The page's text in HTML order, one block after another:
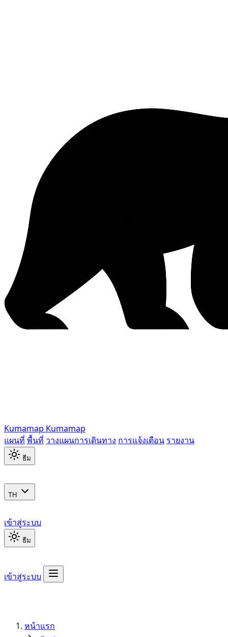
Kumamap Kumamap
แผนที่ พื้นที่ วางแผนการเดินทาง การแจ้งเตือน รายงาน
ธีม
TH
เข้าสู่ระบบ
ธีม
เข้าสู่ระบบ
หน้าแรก